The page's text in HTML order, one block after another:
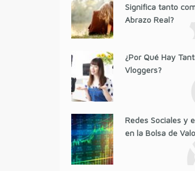
Significa tanto
Abrazo Real?
¿Por Qué Hay
Vloggers?
Redes Sociales y
en la Bolsa de